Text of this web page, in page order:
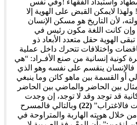
لايمكن القبض على الهوية إلا
لأن التاريخ هو مسكن الإنسان
وإن كانت اللغة مكون رئيس في
الهوية حقل متعدد الأبعاد ذو
واختلافات تتحرك داخل عملية
كونية إنسانية من صنع الأفـراد: “هي
ينقسم على نفسه وهو الذي
أو القسمة بين ماهو كائن وما ينبغي
بين الحاضر والماضي بين الحاضر
قد توجد وقد لا توجد، إن وجدت
فالاغتراب” (22)
وبالتالي فالمسرح
من خلال هويته الهاربة والمتراوحة في